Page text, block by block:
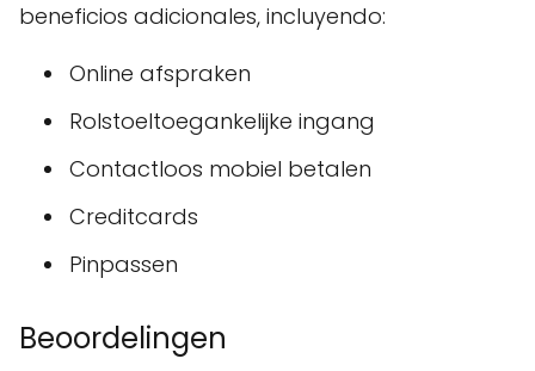
beneficios adicionales, incluyendo:
Online afspraken
Rolstoeltoegankelijke ingang
Contactloos mobiel betalen
Creditcards
Pinpassen
Beoordelingen